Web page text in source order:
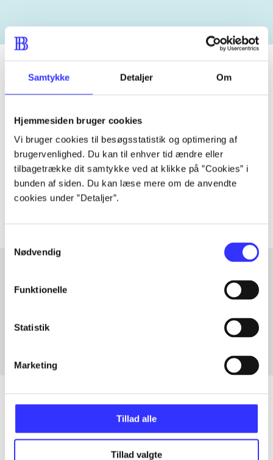
Samtykke Detaljer Om
Hjemmesiden bruger cookies
Vi bruger cookies til besøgsstatistik og optimering af
brugervenlighed. Du kan til enhver tid ændre eller
tilbagetrække dit samtykke ved at klikke på ”Cookies” i
bunden af siden. Du kan læse mere om de anvendte
cookies under ”Detaljer”.
Nødvendig
Funktionelle
Statistik
Marketing
Tillad alle
Tillad valgte
Artiklen er en del af
lorem ipsum dolor sit amet ...
Tidsskrift
Artiklerne i handler ofte om
Artikler med samme emner
Artikler
Alle registrerede artikler fordelt på udgivelser